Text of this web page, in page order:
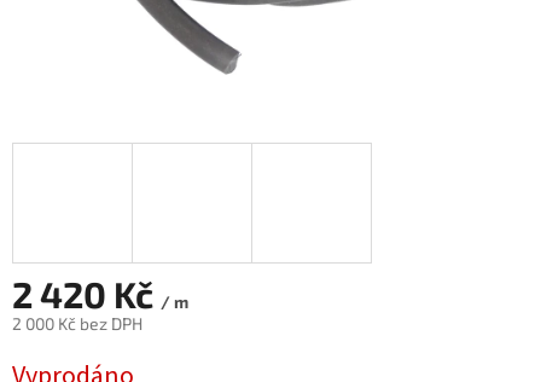
2 420 Kč / m
2 000 Kč bez DPH